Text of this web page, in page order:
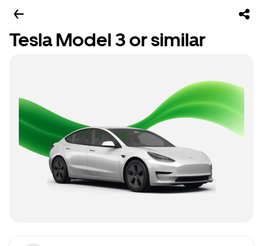
Tesla Model 3 or similar